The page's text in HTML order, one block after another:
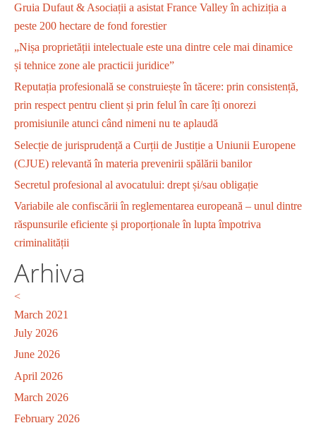
Gruia Dufaut & Asociații a asistat France Valley în achiziția a
peste 200 hectare de fond forestier
„Nișa proprietății intelectuale este una dintre cele mai dinamice
și tehnice zone ale practicii juridice”
Reputația profesională se construiește în tăcere: prin consistență,
prin respect pentru client și prin felul în care îți onorezi
promisiunile atunci când nimeni nu te aplaudă
Selecție de jurisprudență a Curții de Justiție a Uniunii Europene
(CJUE) relevantă în materia prevenirii spălării banilor
Secretul profesional al avocatului: drept și/sau obligație
Variabile ale confiscării în reglementarea europeană – unul dintre
răspunsurile eficiente și proporționale în lupta împotriva
criminalității
Arhiva
<
March 2021
July 2026
June 2026
April 2026
March 2026
February 2026